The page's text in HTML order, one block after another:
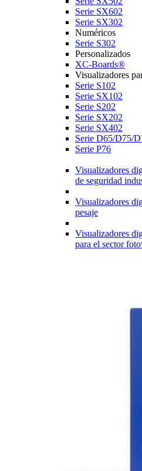
Serie SX602
Serie SX302
Numéricos
Serie S302
Personalizados
XC-Boards®
Visualizadores
Serie S102
Serie SX102
Serie S202
Serie SX202
Serie SX402
Serie D65/D75/
Serie P76
Visualizadores
de seguridad
Visualizadores
pesaje
Visualizadores
para el sector